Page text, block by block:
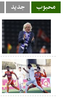
محبوب جدید